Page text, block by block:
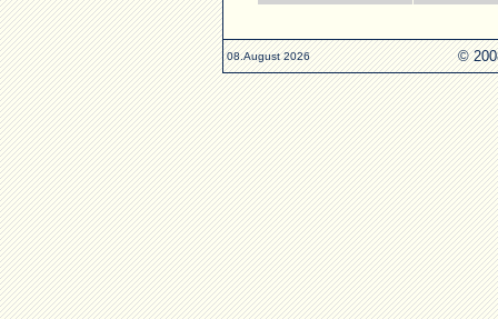
08.August 2026 ©